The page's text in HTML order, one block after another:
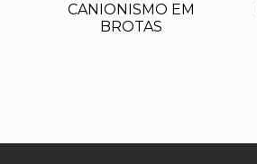
CANIONISMO EM
BROTAS